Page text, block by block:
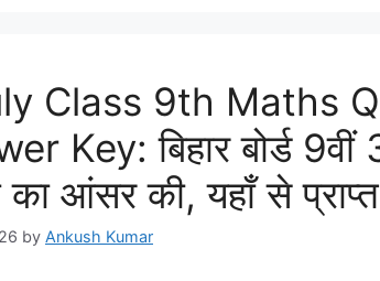
Class 9th Maths
Key: बिहार बोर्ड
का आंसर की, यहाँ से
by Ankush Kumar